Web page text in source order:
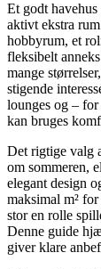
Et godt
aktivt ekstra
hobbyrum, et
fleksibelt
mange
stigende
lounges og –
kan bruges
Det rigtige valg
om sommeren,
elegant design
maksimal m²
stor en rolle
Denne guide
giver klare